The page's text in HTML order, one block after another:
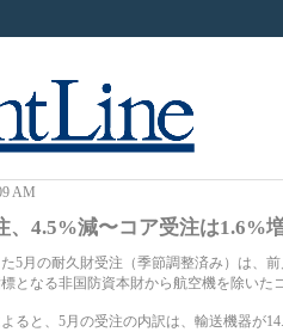
AM
、4.5%減〜コア受注は1.6%
5月の耐久財受注（季節調整済み）は、前
となる非国防資本財から航空機を除いた
ると、5月の受注の内訳は、輸送機器が